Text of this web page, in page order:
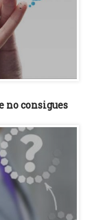
no consigues